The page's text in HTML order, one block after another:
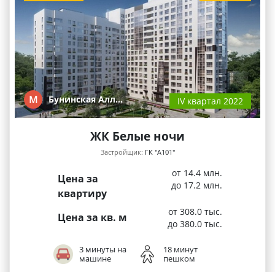
М Бунинская Алл… IV квартал 2022
ЖК Белые ночи
Застройщик: ГК "А101"
Цена за
квартиру
от 14.4 млн.
до 17.2 млн.
Цена за кв. м
от 308.0 тыс.
до 380.0 тыс.
3 минуты на
машине
18 минут
пешком